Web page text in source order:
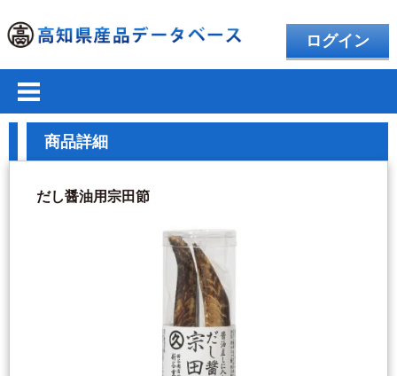
ログイン
商品詳細
だし醤油用宗田節